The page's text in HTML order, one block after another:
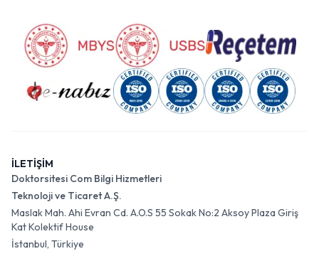
İLETİŞİM
Doktorsitesi Com Bilgi Hizmetleri
Teknoloji ve Ticaret A.Ş.
Maslak Mah. Ahi Evran Cd. A.O.S 55 Sokak No:2 Aksoy Plaza Giriş
Kat Kolektif House
İstanbul, Türkiye